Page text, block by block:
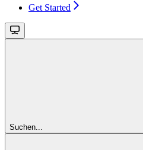
Get Started
Suchen...